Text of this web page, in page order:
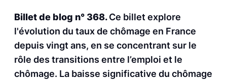
Billet de blog n° 368.Ce billet explore
l'évolution du taux de chômage en France
depuis vingt ans, en se concentrant sur le
rôle des transitions entre l’emploi et le
chômage. La baisse significative du chômage